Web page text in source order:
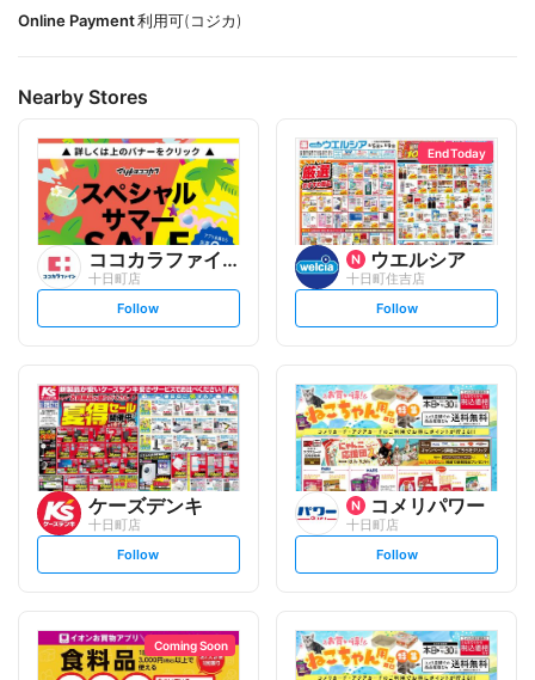
Online Payment利用可(コジカ)
Nearby Stores
ココカラファイン
十日町店
s
t
l
o
w
Follow
End Today
ウエルシア
十日町住吉店
s
t
l
o
w
Follow
ケーズデンキ
十日町店
s
t
l
o
w
Follow
コメリパワー
十日町店
s
t
l
o
w
Follow
Coming Soon